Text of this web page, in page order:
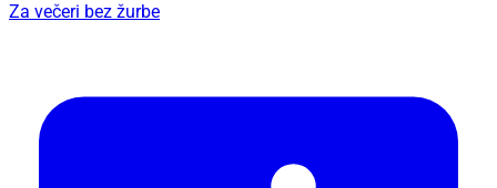
Za večeri bez žurbe